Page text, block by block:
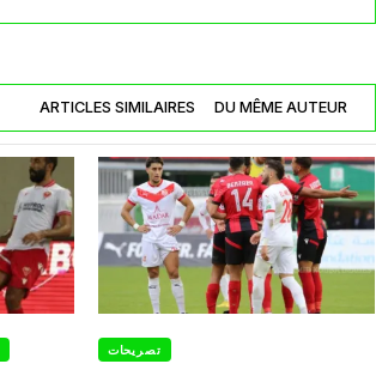
ARTICLES SIMILAIRES DU MÊME AUTEUR
تصريحات